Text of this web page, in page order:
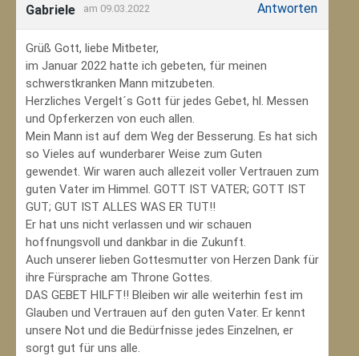
Gabriele am 09.03.2022 Antworten
Grüß Gott, liebe Mitbeter,
im Januar 2022 hatte ich gebeten, für meinen
schwerstkranken Mann mitzubeten.
Herzliches Vergelt´s Gott für jedes Gebet, hl. Messen
und Opferkerzen von euch allen.
Mein Mann ist auf dem Weg der Besserung. Es hat sich
so Vieles auf wunderbarer Weise zum Guten
gewendet. Wir waren auch allezeit voller Vertrauen zum
guten Vater im Himmel. GOTT IST VATER; GOTT IST
GUT; GUT IST ALLES WAS ER TUT!!
Er hat uns nicht verlassen und wir schauen
hoffnungsvoll und dankbar in die Zukunft.
Auch unserer lieben Gottesmutter von Herzen Dank für
ihre Fürsprache am Throne Gottes.
DAS GEBET HILFT!! Bleiben wir alle weiterhin fest im
Glauben und Vertrauen auf den guten Vater. Er kennt
unsere Not und die Bedürfnisse jedes Einzelnen, er
sorgt gut für uns alle.